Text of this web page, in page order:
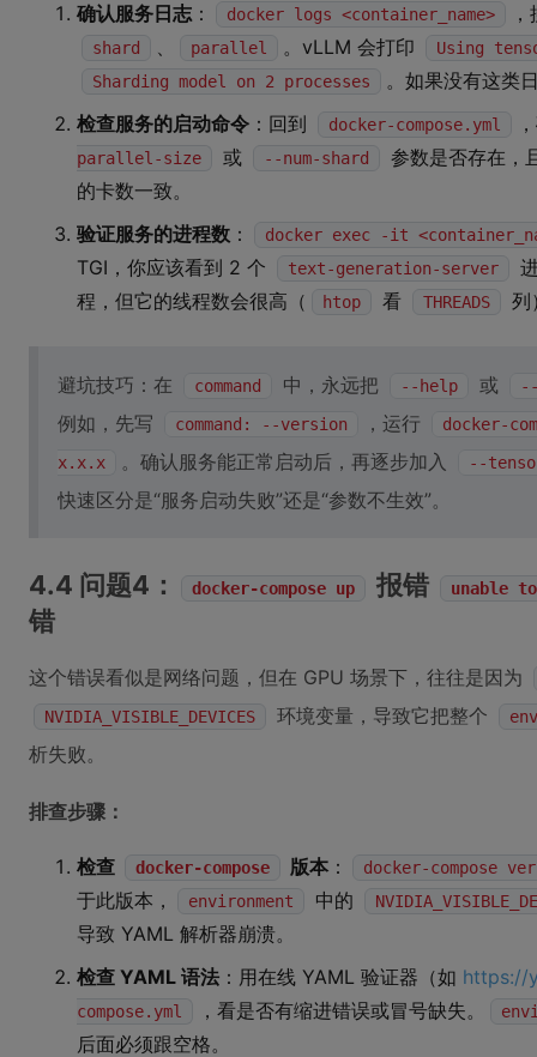
确认服务日志 ： docker logs <container_name>
shard 、 parallel 。vLLM 会打印
Using
Sharding model on 2 processes
。如果没有这类
检查服务的启动命令 ：回到 docker-compose.yml
parallel-size 或 --num-shard
参数是否存在，
的卡数一致。
验证服务的进程数 ： docker exec -it
TGI，你应该看到 2 个 text-generation-server
程，但它的线程数会很高（
htop 看 THREADS 列
避坑技巧：在 command 中，永远把 --help 或
例如，先写 command: --version ，运行
docker-
x.x.x
。确认服务能正常启动后，再逐步加入 --
快速区分是“服务启动失败”还是“参数不生效”。
4.4 问题4： docker-compose up 报错 unable
错
这个错误看似是网络问题，但在 GPU 场景下，往往是因为
NVIDIA_VISIBLE_DEVICES 环境变量，导致它把整个
析失败。
排查步骤：
检查 docker-compose 版本 ： docker-compose
于此版本， environment 中的
导致 YAML 解析器崩溃。
检查 YAML 语法 ：用在线 YAML 验证器（如 https://
compose.yml ，看是否有缩进错误或冒号缺失。
后面必须跟空格。